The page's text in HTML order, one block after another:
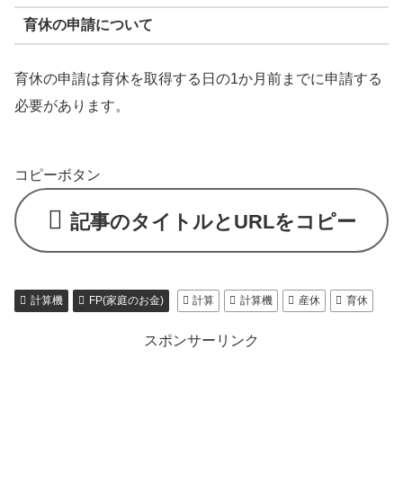
育休の申請について
育休の申請は育休を取得する日の1か月前までに申請する
必要があります。
コピーボタン
記事のタイトルとURLをコピー
計算機 FP(家庭のお金) 計算 計算機 産休 育休
スポンサーリンク